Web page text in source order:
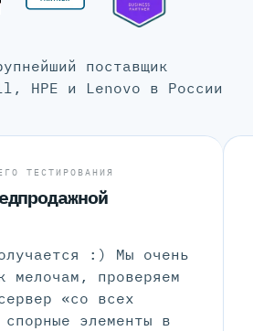
поставщик
HPE и Lenovo в России
ТЕСТИРОВАНИЯ
:) Мы очень
мелочам, проверяем
«со всех
элементы в